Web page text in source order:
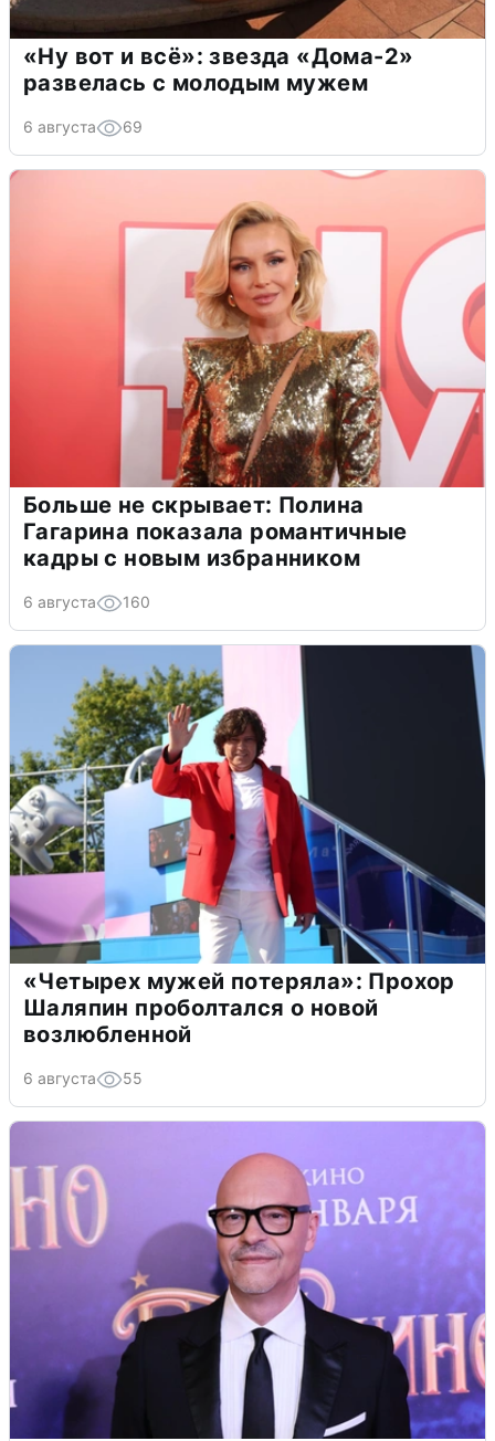
«Ну вот и всё»: звезда «Дома-2»
развелась с молодым мужем
6 августа 69
Больше не скрывает: Полина
Гагарина показала романтичные
кадры с новым избранником
6 августа 160
«Четырех мужей потеряла»: Прохор
Шаляпин проболтался о новой
возлюбленной
6 августа 55